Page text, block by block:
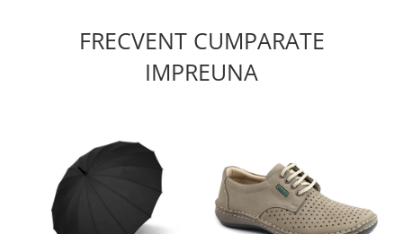
FRECVENT CUMPARATE
IMPREUNA